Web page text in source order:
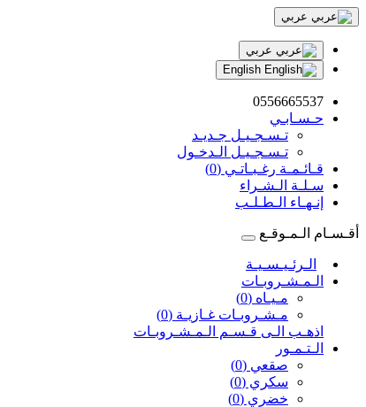
عربي
عربي
0556665537
حـسـابـي
تـسـجـيـل جـديـد
تـسـجـيـل الـدخـول
قـائـمـة رغـبـاتـي (0)
سـلـة الـشـراء
إنـهـاء الـطـلـب
أقـسـام الـمـوقـع
الـرئـيـسـيـة
الـمـشـروبـات
مـيـاه (0)
مـشـروبـات غـازيـة (0)
اذهـب الـى قـسـم الـمـشـروبـات
الـتـمـور
صقعي (0)
سكري (0)
خضري (0)